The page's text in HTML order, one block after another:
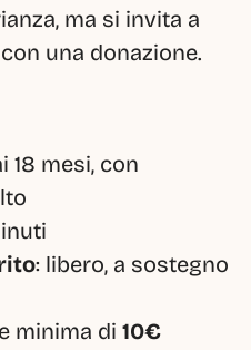
ma si invita a
una donazione.
18 mesi, con
: libero, a sostegno
minima di 10€